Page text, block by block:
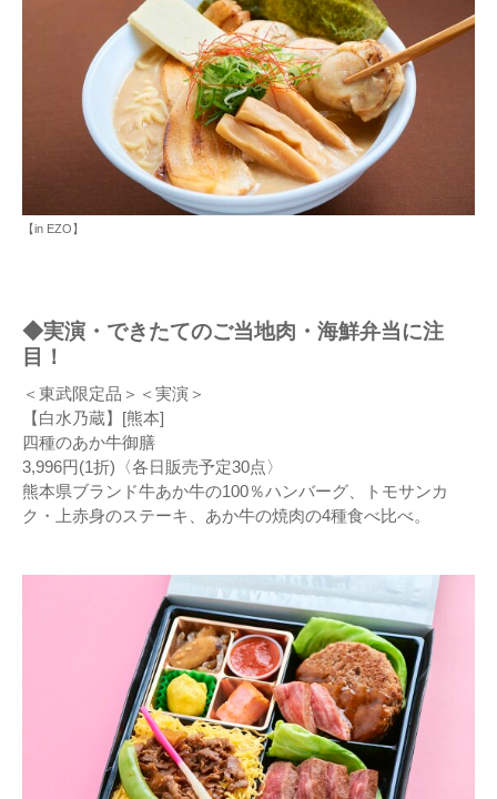
【in EZO】
◆実演・できたてのご当地肉・海鮮弁当に注
目！
＜東武限定品＞＜実演＞
【白水乃蔵】[熊本]
四種のあか牛御膳
3,996円(1折)〈各日販売予定30点〉
熊本県ブランド牛あか牛の100％ハンバーグ、トモサンカ
ク・上赤身のステーキ、あか牛の焼肉の4種食べ比べ。